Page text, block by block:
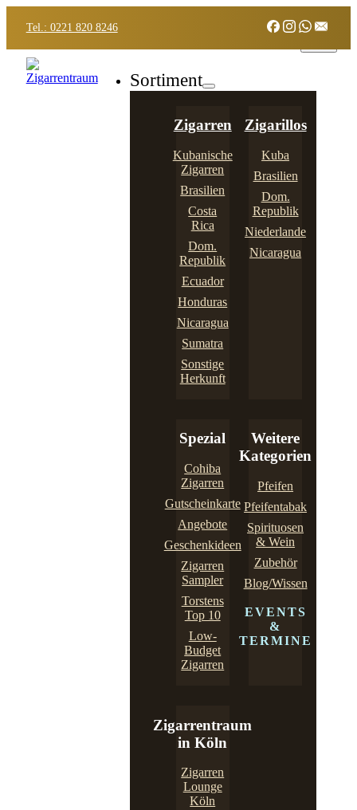
Tel.: 0221 820 8246
Sortiment
Zigarren
Kubanische
Zigarren
Brasilien
Costa
Rica
Dom.
Republik
Ecuador
Honduras
Nicaragua
Sumatra
Sonstige
Herkunft
Zigarillos
Kuba
Brasilien
Dom.
Republik
Niederlande
Nicaragua
Spezial
Cohiba
Zigarren
Gutscheinkarte
Angebote
Geschenkideen
Zigarren
Sampler
Torstens
Top 10
Low-
Budget
Zigarren
Weitere
Kategorien
Pfeifen
Pfeifentabak
Spirituosen
& Wein
Zubehör
Blog/Wissen
EVENTS
&
TERMINE
Zigarrentraum
in Köln
Zigarren
Lounge
Köln